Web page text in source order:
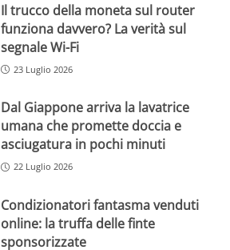
Il trucco della moneta sul router
funziona davvero? La verità sul
segnale Wi-Fi
23 Luglio 2026
Dal Giappone arriva la lavatrice
umana che promette doccia e
asciugatura in pochi minuti
22 Luglio 2026
Condizionatori fantasma venduti
online: la truffa delle finte
sponsorizzate